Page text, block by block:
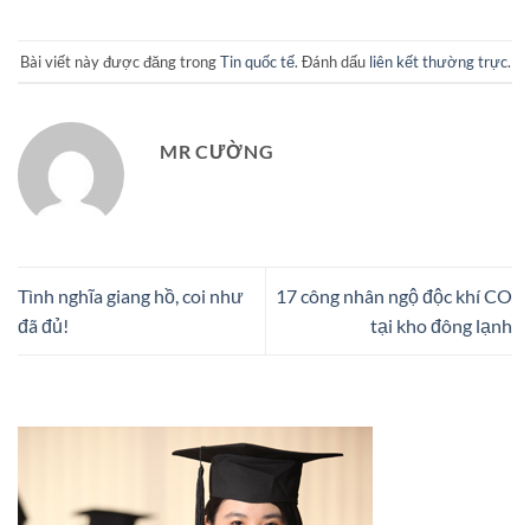
Bài viết này được đăng trongTin quốc tế. Đánh dấu liên kết thường trực.
MR CƯỜNG
Tình nghĩa giang hồ, coi như
đã đủ!
17 công nhân ngộ độc khí CO
tại kho đông lạnh